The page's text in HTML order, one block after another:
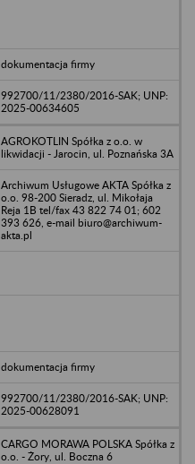
dokumentacja firmy
992700/11/2380/2016-SAK; UNP:
2025-00634605
AGROKOTLIN Spółka z o.o. w
likwidacji - Jarocin, ul. Poznańska 3A
Archiwum Usługowe AKTA Spółka z
o.o. 98-200 Sieradz, ul. Mikołaja
Reja 1B tel/fax 43 822 74 01; 602
393 626, e-mail biuro@archiwum-
akta.pl
dokumentacja firmy
992700/11/2380/2016-SAK; UNP:
2025-00628091
CARGO MORAWA POLSKA Spółka z
o.o. - Żory, ul. Boczna 6